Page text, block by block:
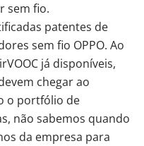
sem fio.
patentes de
sem fio OPPO. Ao
já disponíveis,
chegar ao
o portfólio de
não sabemos quando
da empresa para